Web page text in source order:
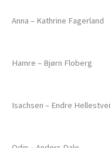
Anna – Kathrine Fagerland
Hamre – Bjørn Floberg
Isachsen – Endre